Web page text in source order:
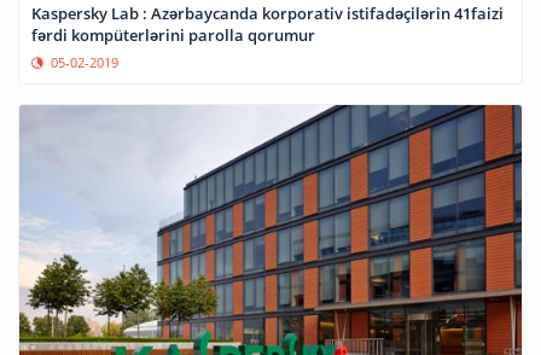
Kaspersky Lab : Azərbaycanda korporativ istifadəçilərin 41faizi
fərdi kompüterlərini parolla qorumur
05-02-2019